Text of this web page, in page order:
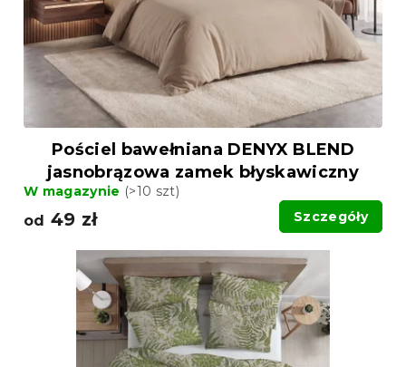
Pościel bawełniana DENYX BLEND
jasnobrązowa zamek błyskawiczny
W magazynie (>10 szt)
od 49 zł Szczegóły